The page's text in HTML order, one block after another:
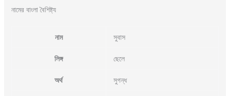
নামের বাংলা বৈশিষ্ট্য
নাম সুবাস
লিঙ্গ ছেলে
অর্থ সুগন্ধ